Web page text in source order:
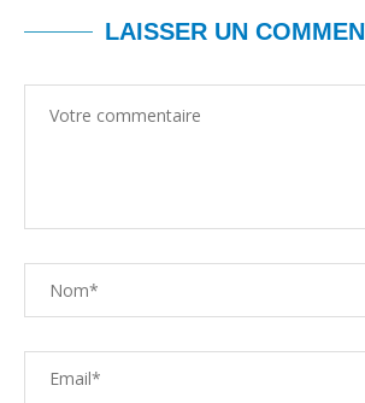
LAISSER UN